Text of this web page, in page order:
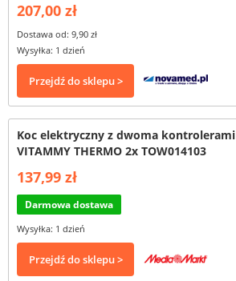
207,00 zł
Dostawa od: 9,90 zł
Wysyłka: 1 dzień
Przejdź do sklepu >
Koc elektryczny z dwoma kontrolerami
VITAMMY THERMO 2x TOW014103
137,99 zł
Darmowa dostawa
Wysyłka: 1 dzień
Przejdź do sklepu >